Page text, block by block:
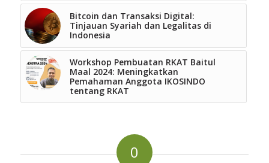
Bitcoin dan Transaksi Digital:
Tinjauan Syariah dan Legalitas di
Indonesia
Workshop Pembuatan RKAT Baitul
Maal 2024: Meningkatkan
Pemahaman Anggota IKOSINDO
tentang RKAT
0